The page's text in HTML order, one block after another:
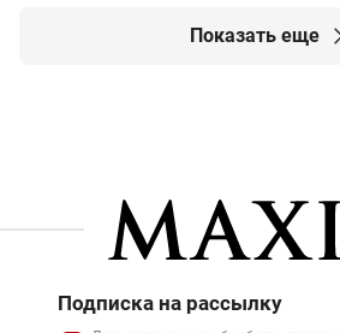
Показать еще
Подписка на рассылку